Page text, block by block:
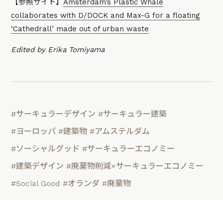
【参照サイト】Amsterdam’s Plastic Whale
collaborates with D/DOCK and Max-G for a floating
‘Cathedrall’ made out of urban waste
Edited by Erika Tomiyama
#サーキュラーデザイン #サーキュラー建築
#ヨーロッパ #建築物 #アムステルダム
#ソーシャルグッド #サーキュラーエコノミー
#建築デザイン #廃棄物削減×サーキュラーエコノミー
#Social Good #オランダ #廃棄物